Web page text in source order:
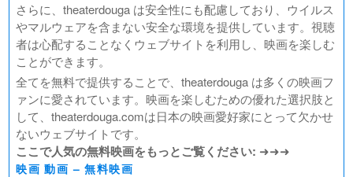
さらに、theaterdouga は安全性にも配慮しており、ウイルス
やマルウェアを含まない安全な環境を提供しています。視聴
者は心配することなくウェブサイトを利用し、映画を楽しむ
ことができます。
全てを無料で提供することで、theaterdouga は多くの映画フ
ァンに愛されています。映画を楽しむための優れた選択肢と
して、theaterdouga.comは日本の映画愛好家にとって欠かせ
ないウェブサイトです。
ここで人気の無料映画をもっとご覧ください: ➜➜➜
映画 動画 – 無料映画